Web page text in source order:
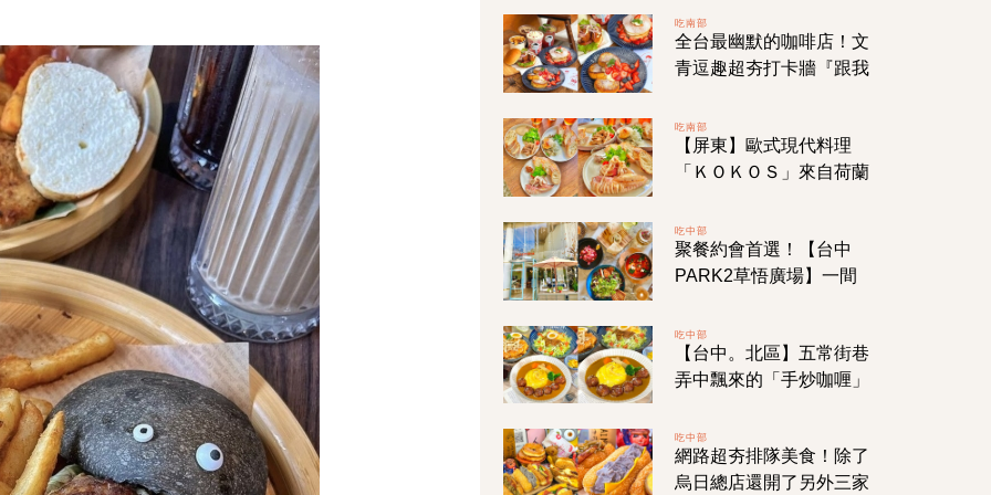
CP值超高的雙人套餐！
吃南部
全台最幽默的咖啡店！文
青逗趣超夯打卡牆『跟我
天去「那個那個咖啡」了
沒？
吃南部
【屏東】歐式現代料理
「ＫＯＫＯＳ」來自荷蘭
置身歐洲餐館！一週只營
業四天！
吃中部
聚餐約會首選！【台中
PARK2草悟廣場】一間
的「TOASTERiA CAFE
吐司利亞」！
吃中部
【台中。北區】五常街巷
弄中飄來的「手炒咖喱」
洋食「沖繩塔可飯」也吃
的到！
吃中部
網路超夯排隊美食！除了
烏日總店還開了另外三家